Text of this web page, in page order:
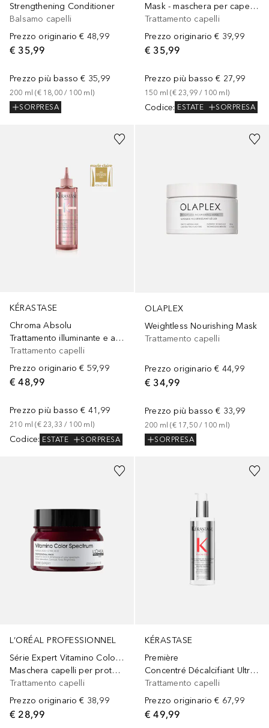
Strengthening Conditioner
Balsamo capelli
Prezzo originario € 48,99
€ 35,99
Prezzo più basso € 35,99
200 ml (€ 18,00 / 100 ml )
SORPRESA
Mask - maschera per capelli per capelli danneggiati
Trattamento capelli
Prezzo originario € 39,99
€ 35,99
Prezzo più basso € 27,99
150 ml (€ 23,99 / 100 ml)
Codice: ESTATE SORPRESA
KÉRASTASE
Chroma Absolu
Trattamento illuminante e anti-porosità per tutti i tipi di capelli colorati
Trattamento capelli
Prezzo originario € 59,99
€ 48,99
Prezzo più basso € 41,99
210 ml (€ 23,33 / 100 ml )
Codice: ESTATE SORPRESA
OLAPLEX
Weightless Nourishing Mask
Trattamento capelli
Prezzo originario € 44,99
€ 34,99
Prezzo più basso € 33,99
200 ml (€ 17,50 / 100 ml)
SORPRESA
L’ORÉAL PROFESSIONNEL
Série Expert Vitamino Color Spectrum
Maschera capelli per protezione colore, brillantezza e idratazione
Trattamento capelli
Prezzo originario € 38,99
€ 28,99
KÉRASTASE
Première
Concentré Décalcifiant Ultra-Réparateur - Trattamento Pre-Shampoo Decalcificante per Capelli Danneggiati
Trattamento capelli
Prezzo originario € 67,99
€ 49,99